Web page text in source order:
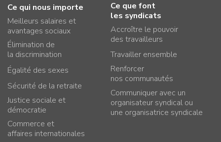
Ce qui nous importe
Meilleurs salaires et
avantages sociaux
Élimination de
la discrimination
Égalité des sexes
Sécurité de la retraite
Justice sociale et
démocratie
Commerce et
affaires internationales
Ce que font
les syndicats
Accroître le pouvoir
des travailleurs
Travailler ensemble
Renforcer
nos communautés
Communiquer avec un
organisateur syndical ou
une organisatrice syndicale